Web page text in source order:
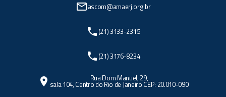
mail_outlineascom@amaerj.org.br
phone (21) 3133-2315
phone (21) 3176-8234
location_on Rua Dom Manuel, 29,
sala 104, Centro do Rio de Janeiro CEP: 20.010-090